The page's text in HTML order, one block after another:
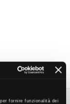
fornire funzionalità dei